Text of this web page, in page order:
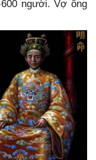
người. Vợ ông